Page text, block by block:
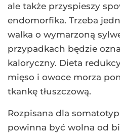
ale także przyspieszy
endomorfika. Trzeba
walka o wymarzoną
przypadkach będzie
kaloryczny. Dieta
mięso i owoce morza
tkankę tłuszczową.
Rozpisana dla
powinna być wolna od